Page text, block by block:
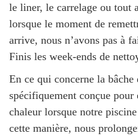
le liner, le carrelage ou tout
lorsque le moment de
arrive, nous n’avons pas à
Finis les week-ends de
En ce qui concerne la bâche
spécifiquement conçue
chaleur lorsque notre
cette manière, nous